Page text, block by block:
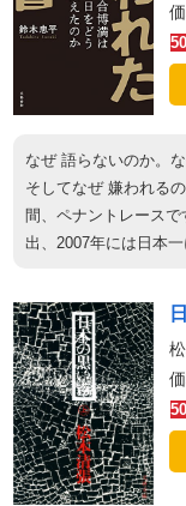
なぜ 語らないのか。
そしてなぜ 嫌われる
間、ペナントレース
出、2007年には日本一